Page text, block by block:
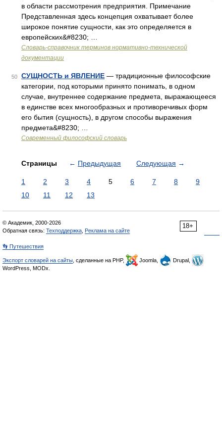
в области рассмотрения предприятия. Примечание
Представленная здесь концепция охватывает более
широкое понятие сущности, как это определяется в
европейских&#8230; …
Словарь-справочник терминов нормативно-технической
документации
50 СУЩНОСТЬ и ЯВЛЕНИЕ — традиционные философские
категории, под которыми принято понимать, в одном
случае, внутреннее содержание предмета, выражающееся
в единстве всех многообразных и противоречивых форм
его бытия (сущность), в другом способы выражения
предмета&#8230; …
Современный философский словарь
Страницы ← Предыдущая Следующая →
1 2 3 4 5 6 7 8
9
10
11 12 13
18+
© Академик, 2000-2026
Обратная связь: Техподдержка Реклама на сайте
👣 Путешествия
Экспорт словарей на сайты , сделанные на PHP, Joomla,
Drupal,
WordPress, MODx.